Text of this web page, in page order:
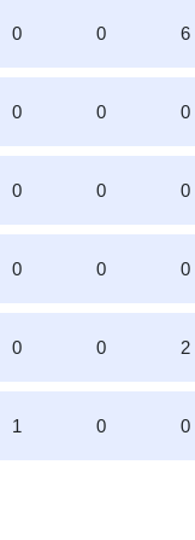
0 0 6
0 0 0
0 0 0
0 0 0
0 0 2
1 0 0